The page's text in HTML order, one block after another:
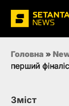
Головна »
перший
Зміст